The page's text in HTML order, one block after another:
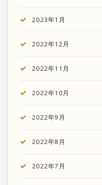
2023年1月
2022年12月
2022年11月
2022年10月
2022年9月
2022年8月
2022年7月